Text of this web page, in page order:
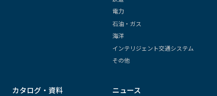
電力
石油・ガス
海洋
インテリジェント交通システム
その他
カタログ・資料 ニュース